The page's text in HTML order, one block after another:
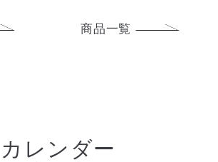
商品一覧
カレンダー